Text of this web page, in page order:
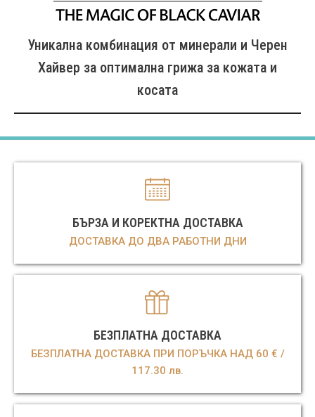
Уникална комбинация от минерали и Черен
Хайвер за оптимална грижа за кожата и
косата
БЪРЗА И КОРЕКТНА ДОСТАВКА
ДОСТАВКА ДО ДВА РАБОТНИ ДНИ
БЕЗПЛАТНА ДОСТАВКА
БЕЗПЛАТНА ДОСТАВКА ПРИ ПОРЪЧКА НАД 60 € /
117.30 лв.